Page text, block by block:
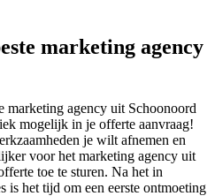
marketing agency
marketing agency uit Schoonoord
mogelijk in je offerte aanvraag!
je wilt afnemen en
voor het marketing agency uit
toe te sturen. Na het in
is het tijd om een eerste ontmoeting